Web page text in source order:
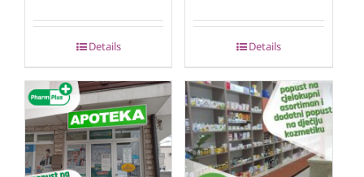
Details Details